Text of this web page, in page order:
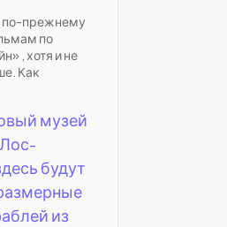
по-прежнему
по
, хотя и не
Как
музей
будут
из